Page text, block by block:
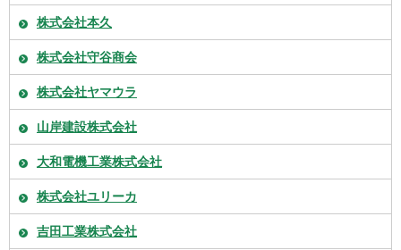
株式会社本久
株式会社守谷商会
株式会社ヤマウラ
山岸建設株式会社
大和電機工業株式会社
株式会社ユリーカ
吉田工業株式会社